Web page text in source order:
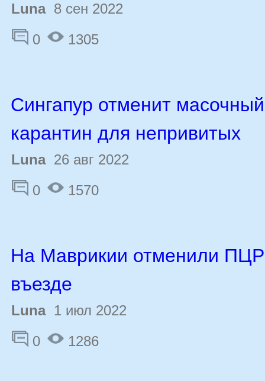
Luna8 сен 2022
0
1305
Сингапур отменит
карантин для непривитых
Luna26 авг 2022
0
1570
На Маврикии отменили
въезде
Luna1 июл 2022
0
1286